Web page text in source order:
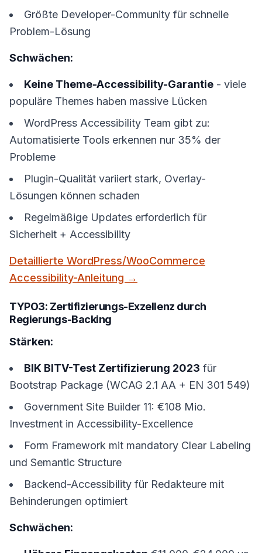
Größte Developer-Community für schnelle
Problem-Lösung
Schwächen:
Keine Theme-Accessibility-Garantie - viele
populäre Themes haben massive Lücken
WordPress Accessibility Team gibt zu:
Automatisierte Tools erkennen nur 35% der
Probleme
Plugin-Qualität variiert stark, Overlay-
Lösungen können schaden
Regelmäßige Updates erforderlich für
Sicherheit + Accessibility
Detaillierte WordPress/WooCommerce
Accessibility-Anleitung →
TYPO3: Zertifizierungs-Exzellenz durch
Regierungs-Backing
Stärken:
BIK BITV-Test Zertifizierung 2023 für
Bootstrap Package (WCAG 2.1 AA + EN 301 549)
Government Site Builder 11: €108 Mio.
Investment in Accessibility-Excellence
Form Framework mit mandatory Clear Labeling
und Semantic Structure
Backend-Accessibility für Redakteure mit
Behinderungen optimiert
Schwächen: